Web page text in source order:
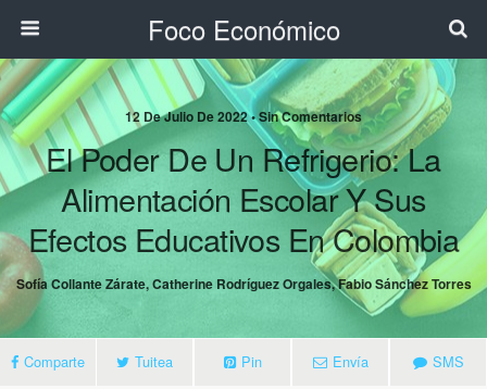
Foco Económico
12 De Julio De 2022 • Sin Comentarios
El Poder De Un Refrigerio: La
Alimentación Escolar Y Sus
Efectos Educativos En Colombia
Sofía Collante Zárate, Catherine Rodríguez Orgales, Fabio Sánchez Torres
Comparte Tuitea Pin Envía SMS